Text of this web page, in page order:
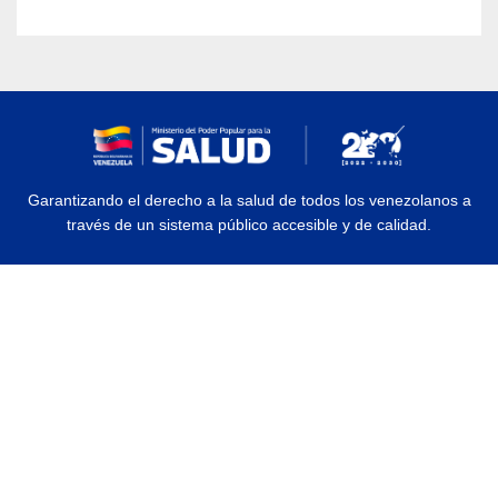
Garantizando el derecho a la salud de todos los venezolanos a
través de un sistema público accesible y de calidad.